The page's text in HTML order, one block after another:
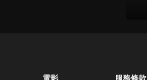
電影 服務條款